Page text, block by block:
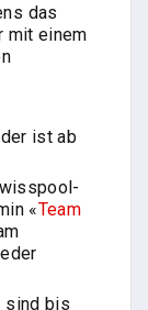
das
mit einem
ist ab
«Team
sind bis